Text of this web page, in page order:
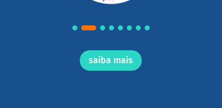
saiba mais